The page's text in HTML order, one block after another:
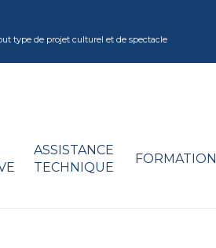
type de projet culturel et de spectacle
ASSISTANCE
TECHNIQUE
FORMATION